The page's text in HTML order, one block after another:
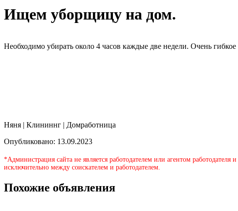
Ищем уборщицу на дом.
Необходимо убирать около 4 часов каждые две недели. Очень
Няня | Клининнг | Домработница
Опубликовано: 13.09.2023
*Администрация сайта не является работодателем или агентом
исключительно между соискателем и работодателем.
Похожие объявления